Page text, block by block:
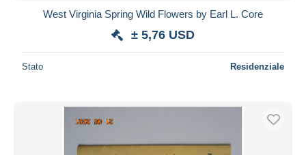
West Virginia Spring Wild Flowers by Earl L. Core
± 5,76 USD
Stato Residenziale